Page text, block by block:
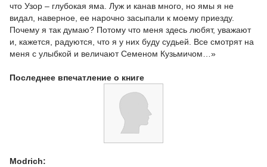
что Узор – глубокая яма. Луж и канав много, но ямы я не
видал, наверное, ее нарочно засыпали к моему приезду.
Почему я так думаю? Потому что меня здесь любят, уважают
и, кажется, радуются, что я у них буду судьей. Все смотрят на
меня с улыбкой и величают Семеном Кузьмичом…»
Последнее впечатление о книге
Modrich: